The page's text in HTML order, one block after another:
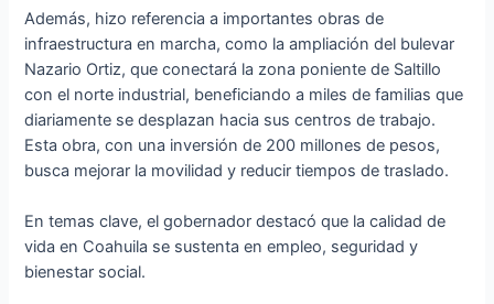
Además, hizo referencia a importantes obras de
infraestructura en marcha, como la ampliación del bulevar
Nazario Ortiz, que conectará la zona poniente de Saltillo
con el norte industrial, beneficiando a miles de familias que
diariamente se desplazan hacia sus centros de trabajo.
Esta obra, con una inversión de 200 millones de pesos,
busca mejorar la movilidad y reducir tiempos de traslado.
En temas clave, el gobernador destacó que la calidad de
vida en Coahuila se sustenta en empleo, seguridad y
bienestar social.